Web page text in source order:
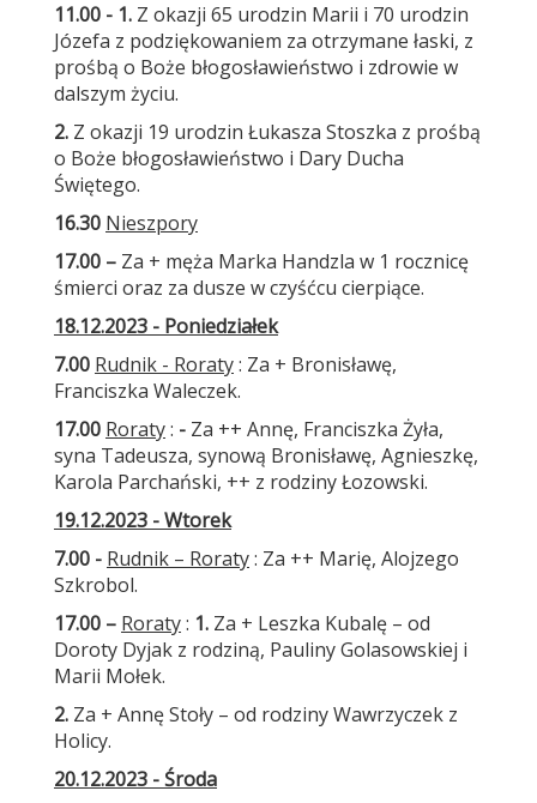
11.00 - 1. Z okazji 65 urodzin Marii i 70 urodzin
Józefa z podziękowaniem za otrzymane łaski, z
prośbą o Boże błogosławieństwo i zdrowie w
dalszym życiu.
2. Z okazji 19 urodzin Łukasza Stoszka z prośbą
o Boże błogosławieństwo i Dary Ducha
Świętego.
16.30 Nieszpory
17.00 – Za + męża Marka Handzla w 1 rocznicę
śmierci oraz za dusze w czyśćcu cierpiące.
18.12.2023 - Poniedziałek
7.00 Rudnik - Roraty: Za + Bronisławę,
Franciszka Waleczek.
17.00 Roraty: - Za ++ Annę, Franciszka Żyła,
syna Tadeusza, synową Bronisławę, Agnieszkę,
Karola Parchański, ++ z rodziny Łozowski.
19.12.2023 - Wtorek
7.00 - Rudnik – Roraty: Za ++ Marię, Alojzego
Szkrobol.
17.00 – Roraty: 1. Za + Leszka Kubalę – od
Doroty Dyjak z rodziną, Pauliny Golasowskiej i
Marii Mołek.
2. Za + Annę Stoły – od rodziny Wawrzyczek z
Holicy.
20.12.2023 - Środa